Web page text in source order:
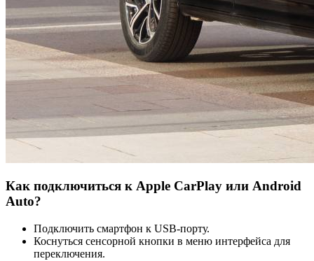
Как подключиться к Apple CarPlay или Android
Auto?
Подключить смартфон к USB-порту.
Коснуться сенсорной кнопки в меню интерфейса для
переключения.